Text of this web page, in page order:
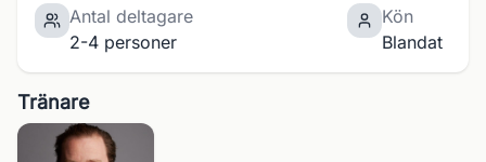
Antal deltagare
2-4 personer
Kön
Blandat
Tränare